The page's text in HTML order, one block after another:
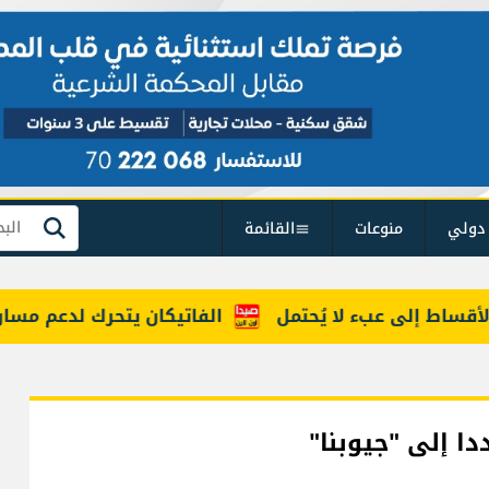
منوعات القائمة بحث
الفاتيكان يتحرك لدعم مسار إلى عبء لا يُحتمل
إلى "جيوبنا"